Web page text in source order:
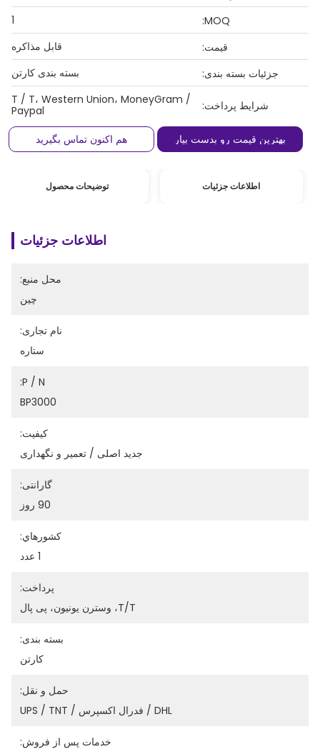
MOQ:
1
قیمت:
قابل مذاکره
جزئیات بسته بندی:
بسته بندی کارتن
شرایط پرداخت:
T / T، Western Union، MoneyGram /
Paypal
بهترین قیمت رو بدست بیار
هم اکنون تماس بگیرید
اطلاعات جزئیات توضیحات محصول
اطلاعات جزئیات
محل منبع:
چين
نام تجاری:
ستاره
P / N:
BP3000
کیفیت:
جدید اصلی / تعمیر و نگهداری
گارانتی:
90 روز
کشورهاي:
1 عدد
پرداخت:
T/T، وسترن یونیون، پی پال
بسته بندی:
کارتن
حمل و نقل:
DHL / فدرال اکسپرس / UPS / TNT
خدمات پس از فروش: